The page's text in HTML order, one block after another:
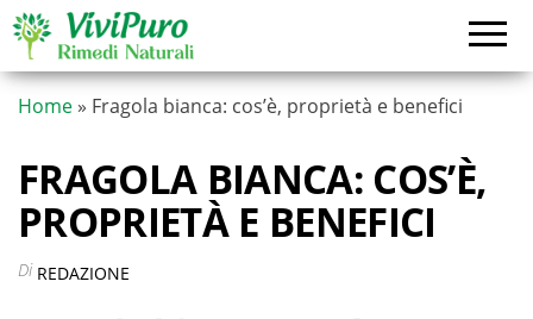
Vai
contenuto
Home » Fragola bianca: cos’è, proprietà e benefici
FRAGOLA BIANCA: COS’È,
PROPRIETÀ E BENEFICI
Di REDAZIONE